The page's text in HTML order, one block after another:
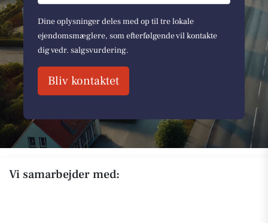
Dine oplysninger deles med op til tre lokale
ejendomsmæglere, som efterfølgende vil kontakte
dig vedr. salgsvurdering.
Bliv kontaktet
Vi samarbejder med: